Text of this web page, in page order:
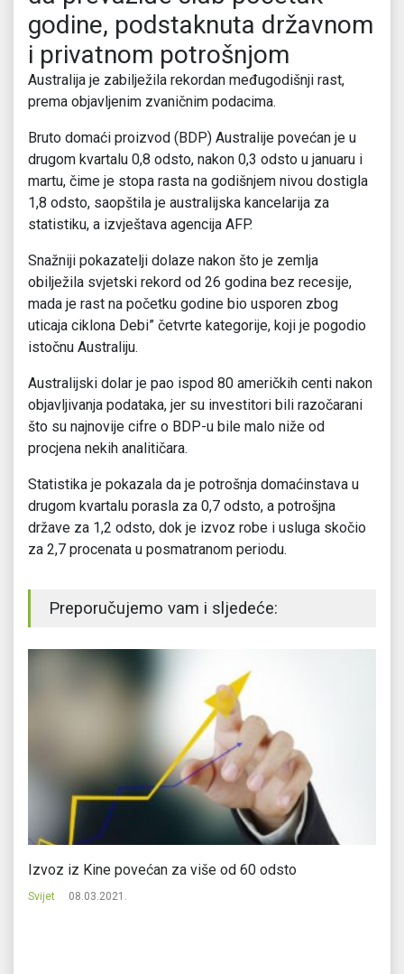
godine, podstaknuta državnom
i privatnom potrošnjom
Australija je zabilježila rekordan međugodišnji rast,
prema objavljenim zvaničnim podacima.
Bruto domaći proizvod (BDP) Australije povećan je u
drugom kvartalu 0,8 odsto, nakon 0,3 odsto u januaru i
martu, čime je stopa rasta na godišnjem nivou dostigla
1,8 odsto, saopštila je australijska kancelarija za
statistiku, a izvještava agencija AFP.
Snažniji pokazatelji dolaze nakon što je zemlja
obilježila svjetski rekord od 26 godina bez recesije,
mada je rast na početku godine bio usporen zbog
uticaja ciklona Debi” četvrte kategorije, koji je pogodio
istočnu Australiju.
Australijski dolar je pao ispod 80 američkih centi nakon
objavljivanja podataka, jer su investitori bili razočarani
što su najnovije cifre o BDP-u bile malo niže od
procjena nekih analitičara.
Statistika je pokazala da je potrošnja domaćinstava u
drugom kvartalu porasla za 0,7 odsto, a potrošjna
države za 1,2 odsto, dok je izvoz robe i usluga skočio
za 2,7 procenata u posmatranom periodu.
Preporučujemo vam i sljedeće:
Izvoz iz Kine povećan za više od 60 odsto
Svijet 08.03.2021.